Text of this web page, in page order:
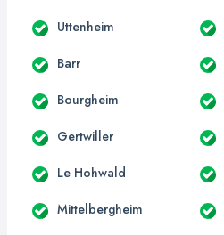
Uttenheim
Barr
Bourgheim
Gertwiller
Le Hohwald
Mittelbergheim